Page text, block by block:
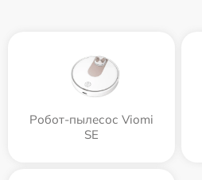
Робот-пылесос Viomi
SE